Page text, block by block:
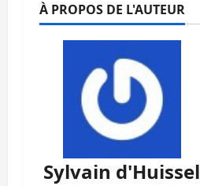
À PROPOS DE L'AUTEUR
Sylvain d'Huissel